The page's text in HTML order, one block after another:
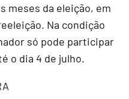
meses da eleição, em
Na condição
só pode participar
o dia 4 de julho.